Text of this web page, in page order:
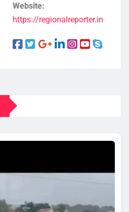
Website:
https://regionalreporter.in